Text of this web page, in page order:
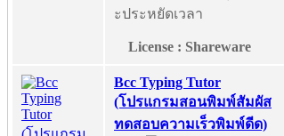
ะประหยัดเวลา
License : Shareware
Bcc Typing Tutor
(โปรแกรมสอนพิมพ์สัมผัส
ทดสอบความเร็วพิมพ์ดีด)